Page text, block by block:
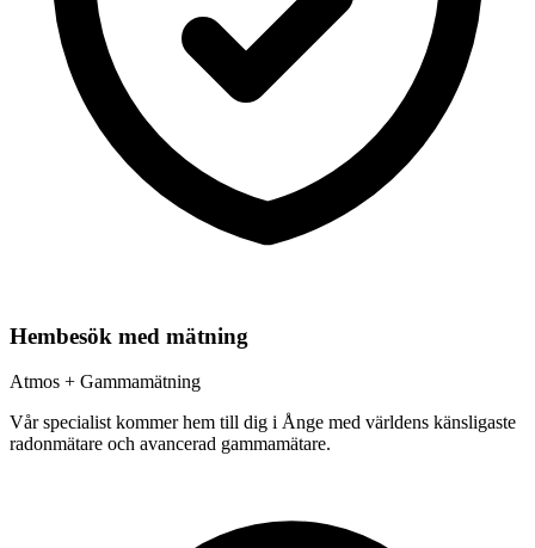
Hembesök med mätning
Atmos + Gammamätning
Vår specialist kommer hem till dig i Ånge med världens känsligaste
radonmätare och avancerad gammamätare.